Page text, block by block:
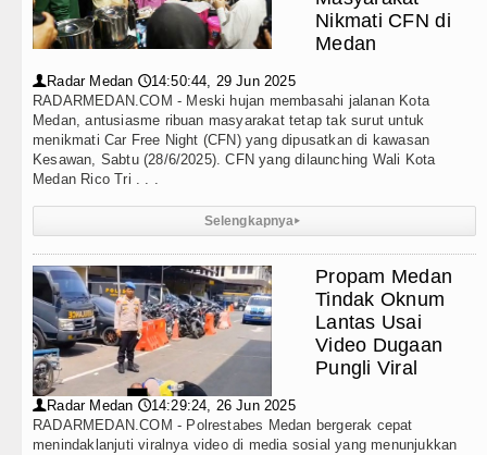
Internasional
Wisata
TIPS dan TRIK
+ Lainnya
Video
Kesehatan
Kuliner
Siraman Rohani
Jalan Penggerak Ekonomi Mulai Dibenahi
Perkuat Karakter Anak Sejak dari Keluarga
Surati SMPN 1 Batang Angkola
Bukan Karena Penyimpangan Seksual
Swedia 8 Agustus 2026 Pukul 22.00 WIB
Perth Sabtu 8 Agustus 2026 Pukul 18.00 WIB
Minggu 9 Agustus 2026 di Hungaria Pukul 00.00
Revitalisasi TK Kemala Bhayangkari 11
Nikmati CFN di
Medan
👤 Radar Medan 🕔14:50:44, 29 Jun 2025
RADARMEDAN.COM - Meski hujan membasahi jalanan Kota
Medan, antusiasme ribuan masyarakat tetap tak surut untuk
menikmati Car Free Night (CFN) yang dipusatkan di kawasan
Kesawan, Sabtu (28/6/2025). CFN yang dilaunching Wali Kota
Medan Rico Tri . . .
Selengkapnya▸
Propam Medan
Tindak Oknum
Lantas Usai
Video Dugaan
Pungli Viral
👤 Radar Medan 🕔14:29:24, 26 Jun 2025
RADARMEDAN.COM - Polrestabes Medan bergerak cepat
menindaklanjuti viralnya video di media sosial yang menunjukkan